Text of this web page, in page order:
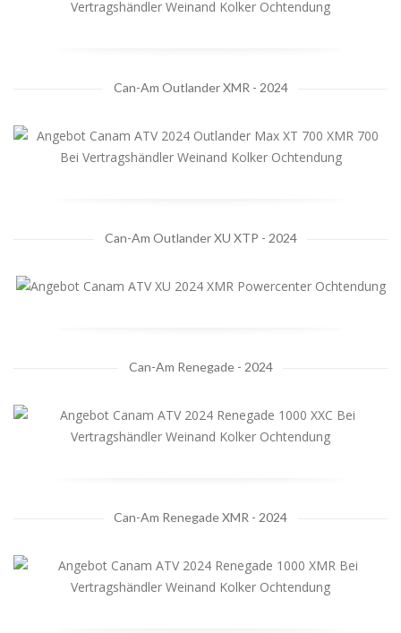
Can-Am Outlander XMR - 2024
Can-Am Outlander XU XTP - 2024
Can-Am Renegade - 2024
Can-Am Renegade XMR - 2024